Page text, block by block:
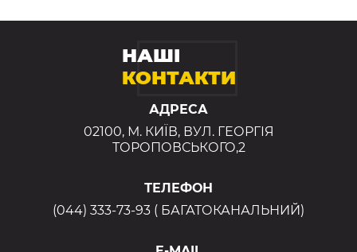
НАШІ
КОНТАКТИ
АДРЕСА
02100, М. КИЇВ, ВУЛ. ГЕОРГІЯ
ТОРОПОВСЬКОГО,2
ТЕЛЕФОН
(044) 333-73-93 ( БАГАТОКАНАЛЬНИЙ)